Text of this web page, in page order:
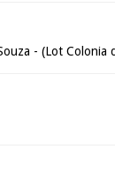
- (Lot Colonia